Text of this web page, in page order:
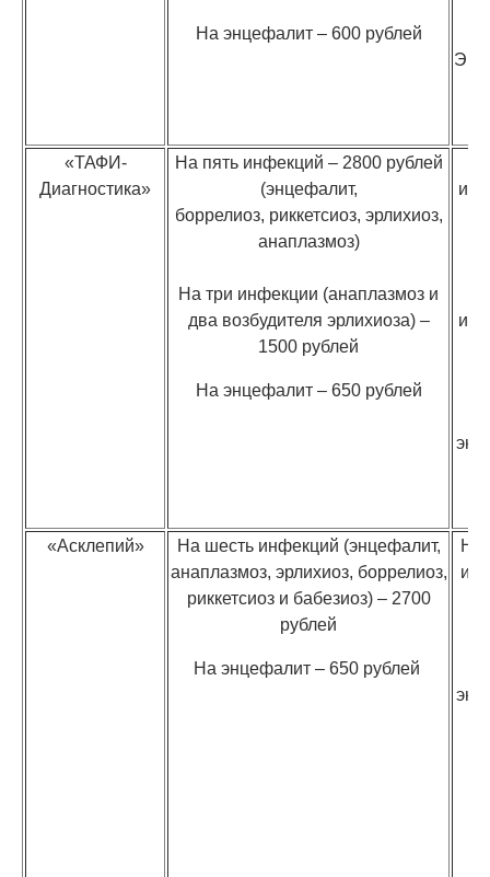
На энцефалит – 600 рублей
«ТАФИ-
Диагностика»
На пять инфекций – 2800 рублей
(энцефалит,
боррелиоз, риккетсиоз, эрлихиоз,
анаплазмоз)
На три инфекции (анаплазмоз и
два возбудителя эрлихиоза) –
1500 рублей
На энцефалит – 650 рублей
«Асклепий»
На шесть инфекций (энцефалит,
анаплазмоз, эрлихиоз, боррелиоз,
риккетсиоз и бабезиоз) – 2700
рублей
На энцефалит – 650 рублей
На